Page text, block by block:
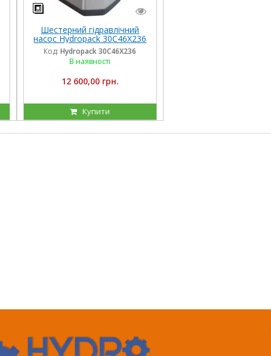
Шестерний гідравлічний
насос Hydropack 30C46X236
(46 см3) правого обертання
Код: Hydropack 30C46X236
В наявності
12 600,00 грн.
Купити